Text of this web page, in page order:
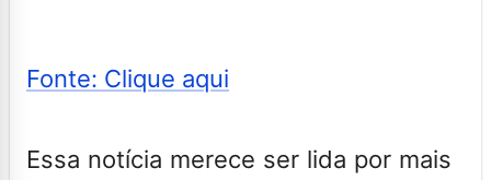
Fonte: Clique aqui
Essa notícia merece ser lida por mais